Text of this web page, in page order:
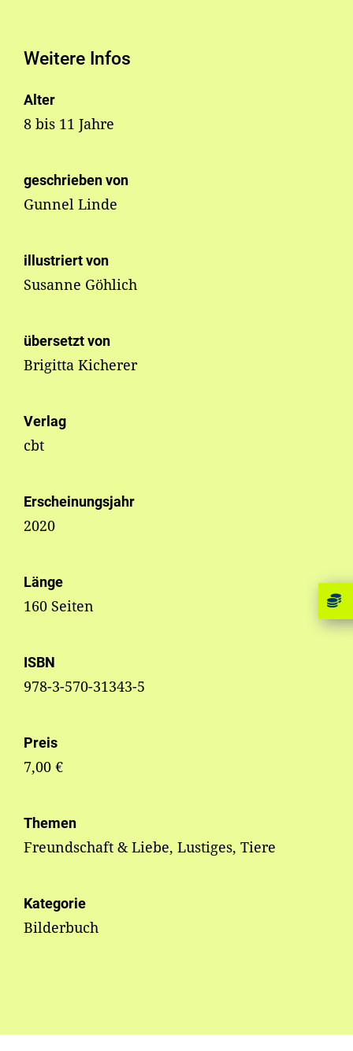
Weitere Infos
Alter
8 bis 11 Jahre
geschrieben von
Gunnel Linde
illustriert von
Susanne Göhlich
übersetzt von
Brigitta Kicherer
Verlag
cbt
Erscheinungsjahr
2020
Länge
160 Seiten
ISBN
978-3-570-31343-5
Preis
7,00 €
Themen
Freundschaft & Liebe, Lustiges, Tiere
Kategorie
Bilderbuch